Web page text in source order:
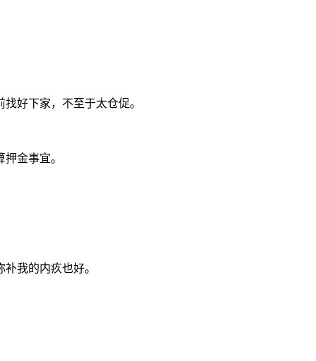
好下家，不至于太仓促。
金事宜。
我的内疚也好。